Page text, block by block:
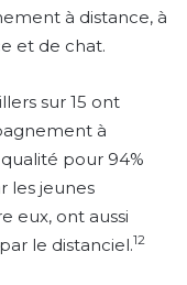
à distance, à
et de chat.
sur 15 ont
à
pour 94%
les jeunes
eux, ont aussi
le distanciel.12